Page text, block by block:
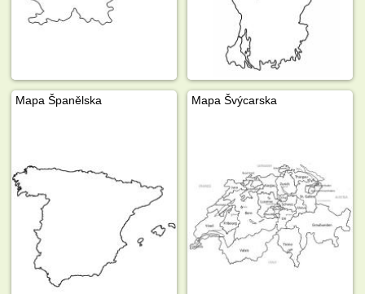
Mapa Španělska Mapa Švýcarska